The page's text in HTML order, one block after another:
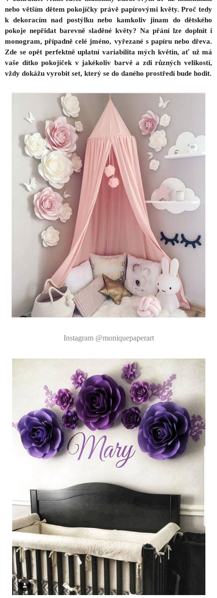
nebo větším dětem pokojíčky právě papírovými květy. Proč tedy
k dekoracím nad postýlku nebo kamkoliv jinam do dětského
pokoje nepřidat barevně sladěné květy? Na přání lze doplnit i
monogram, případně celé jméno, vyřezané s papíru nebo dřeva.
Zde se opět perfektně uplatní variabilita mých květin, ať už má
vaše dítko pokojíček v jakékoliv barvě a zdi různých velikostí,
vždy dokážu vyrobit set, který se do daného prostředí bude hodit.
Instagram @moniquepaperart